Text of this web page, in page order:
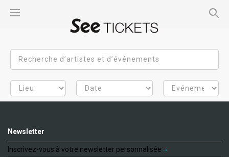
Newsletter
Inscrivez-vous à votre newsletter personnalisée